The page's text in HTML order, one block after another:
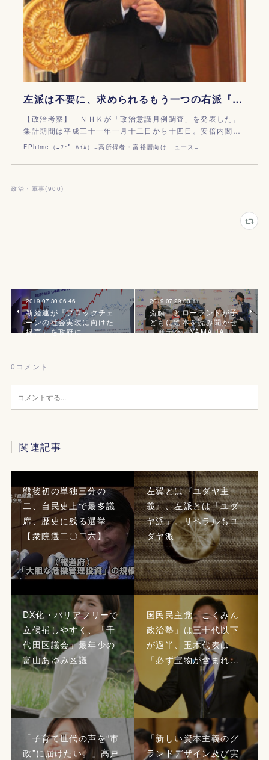
左派は不要に、求められるもう一つの右派『新みんなの党』が再始動
【政治考察】 ＮＨＫが「政治意識月例調査」を発表した。
集計期間は平成三十一年一月十二日から十四日。安倍内閣…
FPhime（ｴﾌﾋﾟｰﾊｲﾑ）=高所得者・富裕層向けニュース=
政治・軍事(900)
2019.07.30 06:46
新経連が『ブロックチェ
ーンの社会実装に向けた
提言』を政府に
2019.07.29 03:11
斎藤工とローランドが子
どもに絵本を読み聞かせ
｜展示会『YAMAHA「…
0 コメント
関連記事
戦後初の単独三分の
二、自民史上で最多議
席、歴史に残る選挙
【衆院選二〇二六】
左翼とは『ユダヤ主
義』、左派とは「ユダ
ヤ派」。リベラルもユ
ダヤ派
DX化・バリアフリーで
立候補しやすく、「千
代田区議会」最年少の
富山あゆみ区議
国民民主党「こくみん
政治塾」は三十代以下
が過半、玉木代表は
「必ず宝物が含まれ…
「子育て世代の声を“市
政”に届けたい。」高戸
「新しい資本主義のグ
ランドデザイン及び実